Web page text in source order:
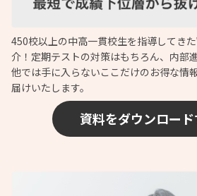
450校以上の中高一貫校生を指導してき
介！定期テストの対策はもちろん、内部
他では手に入らないここだけのお得な情
届けいたします。
資料をダウンロード